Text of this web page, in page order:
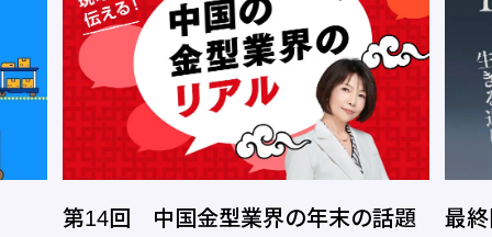
第14回 中国金型業界の年末の話題
最